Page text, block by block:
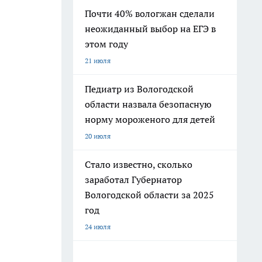
Почти 40% вологжан сделали
неожиданный выбор на ЕГЭ в
этом году
21 июля
Педиатр из Вологодской
области назвала безопасную
норму мороженого для детей
20 июля
Стало известно, сколько
заработал Губернатор
Вологодской области за 2025
год
24 июля